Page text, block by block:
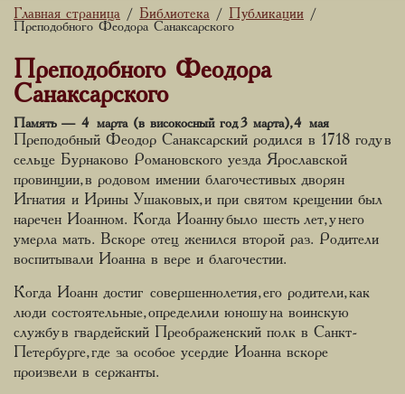
Главная страница / Библиотека / Публикации /
Преподобного Феодора Санаксарского
Преподобного Феодора
Санаксарского
Память — 4 марта (в високосный год 3 марта), 4 мая
Преподобный Феодор Санаксарский родился в 1718 году в
сельце Бурнаково Романовского уезда Ярославской
провинции, в родовом имении благочестивых дворян
Игнатия и Ирины Ушаковых, и при святом крещении был
наречен Иоанном. Когда Иоанну было шесть лет, у него
умерла мать. Вскоре отец женился второй раз. Родители
воспитывали Иоанна в вере и благочестии.
Когда Иоанн достиг совершеннолетия, его родители, как
люди состоятельные, определили юношу на воинскую
службу в гвардейский Преображенский полк в Санкт-
Петербурге, где за особое усердие Иоанна вскоре
произвели в сержанты.